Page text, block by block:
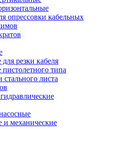
опрессовки кабельных
резки кабеля
типа
листа
и механические